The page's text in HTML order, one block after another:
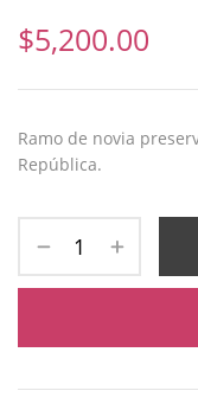
$5,200.00
Ramo de novia
República.